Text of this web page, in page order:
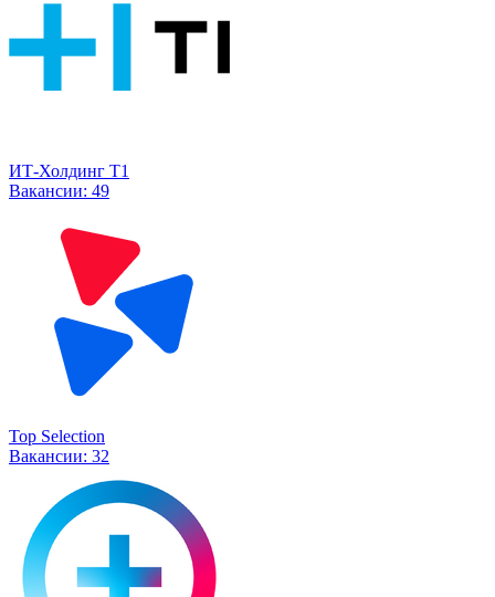
ИТ-Холдинг Т1
Вакансии: 49
Top Selection
Вакансии: 32